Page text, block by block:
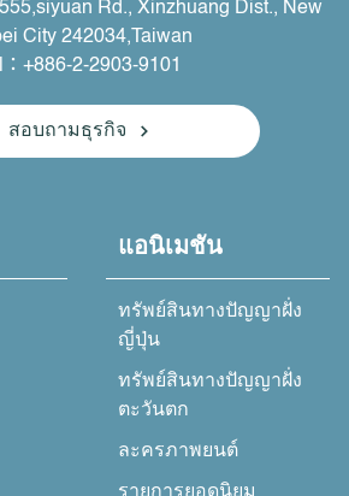
Rd., Xinzhuang Dist., New
City 242034,Taiwan
：+886-2-2903-9101
สอบถามธุรกิจ
แอนิเมชัน
ทรัพย์สินทางปัญญาฝั่ง
ญี่ปุ่น
ทรัพย์สินทางปัญญาฝั่ง
ตะวันตก
ละครภาพยนต์
รายการยอดนิยม